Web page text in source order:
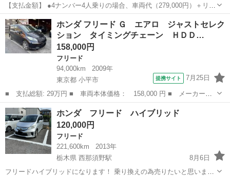
【支払金額】 ●4ナンバー4人乗りの場合、車両代（279,000円）＋リサ
イクル預託金（12,090円）＋自動車税（10,400円）＋構造変更費
（20,000円）＝合計（321,490円） ●4ナンバー3人乗り...
福岡 小郡市 松崎駅 フリード
ホンダ フリード Ｇ エアロ ジャストセレク
ション タイミングチェーン ＨＤＤ…
158,000円
フリード
94,000km
2009年
東京都 小平市
提携サイト 7月25日
■ 支払総額: 29万円 ■ 車両本体価格： 158,000 円 ■ メーカー
名： ホンダ ■ 車種名： フリード ■ グレード名： Ｇ エア
ロ ジャストセレクション タイミングチェーン ＨＤＤナビＴＶ
キーレス パワース...
東京 小平市 フリード
ホンダ フリード ハイブリッド
120,000円
フリード
221,600km
2013年
栃木県 西那須野駅
8月6日
フリードハイブリッドになります！ 乗り換えの為売りたいと思いま